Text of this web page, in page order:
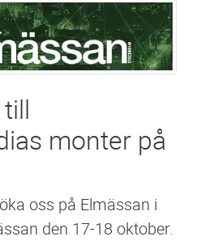
monter på
oss på Elmässan i
den 17-18 oktober.